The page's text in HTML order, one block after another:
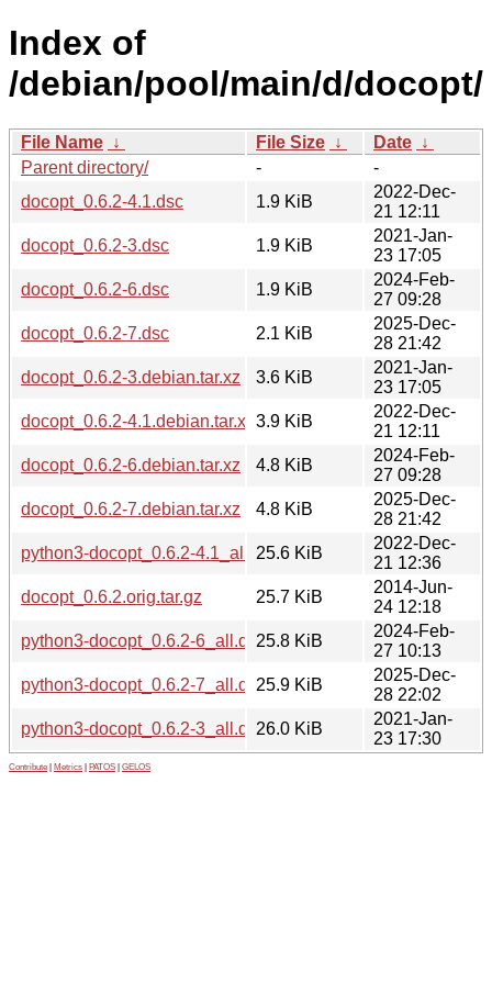
Index of
/debian/pool/main/d/docopt/
File Name ↓ File Size ↓ Date ↓
Parent directory/
-
-
docopt_0.6.2-4.1.dsc
1.9 KiB
2022-Dec-
21 12:11
docopt_0.6.2-3.dsc
1.9 KiB
2021-Jan-
23 17:05
docopt_0.6.2-6.dsc
1.9 KiB
2024-Feb-
27 09:28
docopt_0.6.2-7.dsc
2.1 KiB
2025-Dec-
28 21:42
docopt_0.6.2-3.debian.tar.xz
3.6 KiB
2021-Jan-
23 17:05
docopt_0.6.2-4.1.debian.tar.xz 3.9 KiB
2022-Dec-
21 12:11
docopt_0.6.2-6.debian.tar.xz
4.8 KiB
2024-Feb-
27 09:28
docopt_0.6.2-7.debian.tar.xz
4.8 KiB
2025-Dec-
28 21:42
python3-docopt_0.6.2-4.1_all.deb25.6 KiB
2022-Dec-
21 12:36
docopt_0.6.2.orig.tar.gz
25.7 KiB
2014-Jun-
24 12:18
python3-docopt_0.6.2-6_all.deb25.8 KiB
2024-Feb-
27 10:13
python3-docopt_0.6.2-7_all.deb25.9 KiB
2025-Dec-
28 22:02
python3-docopt_0.6.2-3_all.deb26.0 KiB
2021-Jan-
23 17:30
Contribute Metrics PATOS GELOS